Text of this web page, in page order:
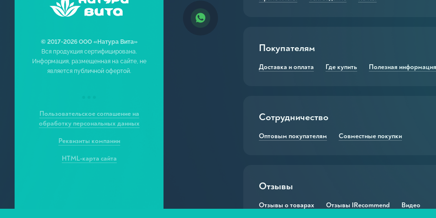
Мягкое и твердое мыло
Маски для лица, тела и волос
Гидрофильные масла
Шампуни и
© 2017-2026 ООО «Натура Вита»
Вся продукция сертифицирована.
Информация, размещенная на сайте, не
является публичной офертой.
Пользовательское соглашение на
обработку персональных данных
Реквизиты компании
HTML-карта сайта
Покупателям
Доставка и оплата Где купить Полезная информация
Сотрудничество
Оптовым покупателям Совместные покупки
Отзывы
Отзывы о товарах Отзывы IRecommend Видео